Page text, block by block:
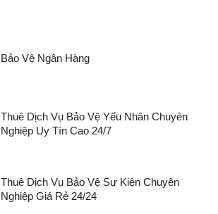
Bảo Vệ Ngân Hàng
Thuê Dịch Vụ Bảo Vệ Yếu Nhân Chuyên
Nghiệp Uy Tín Cao 24/7
Thuê Dịch Vụ Bảo Vệ Sự Kiện Chuyên
Nghiệp Giá Rẻ 24/24